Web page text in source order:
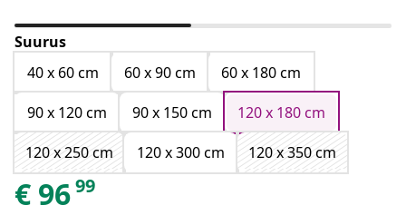
Suurus
40 x 60 cm
60 x 90 cm
60 x 180 cm
90 x 120 cm
90 x 150 cm
120 x 180 cm
120 x 250 cm
120 x 300 cm 120 x 350 cm
€ 9699